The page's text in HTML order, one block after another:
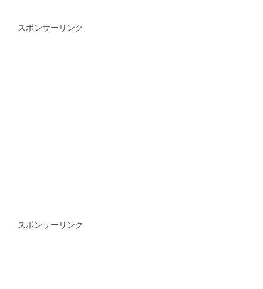
スポンサーリンク
スポンサーリンク